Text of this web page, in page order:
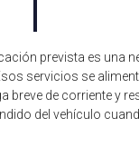
prevista es una
servicios se
breve de corriente y
del vehículo